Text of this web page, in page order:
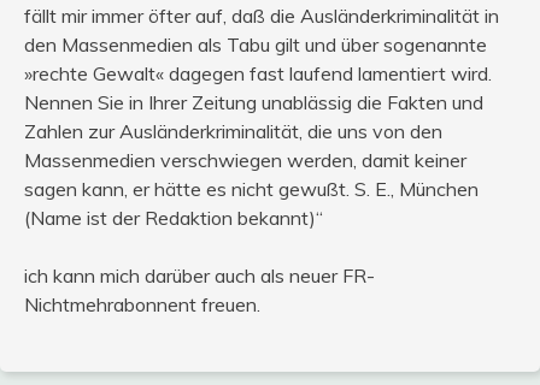
fällt mir immer öfter auf, daß die Ausländerkriminalität in
den Massenmedien als Tabu gilt und über sogenannte
»rechte Gewalt« dagegen fast laufend lamentiert wird.
Nennen Sie in Ihrer Zeitung unablässig die Fakten und
Zahlen zur Ausländerkriminalität, die uns von den
Massenmedien verschwiegen werden, damit keiner
sagen kann, er hätte es nicht gewußt. S. E., München
(Name ist der Redaktion bekannt)“
ich kann mich darüber auch als neuer FR-
Nichtmehrabonnent freuen.